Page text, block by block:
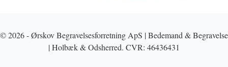
© 2026 - Ørskov Begravelsesforretning ApS | Bedemand & Begravelse
| Holbæk & Odsherred. CVR: 46436431